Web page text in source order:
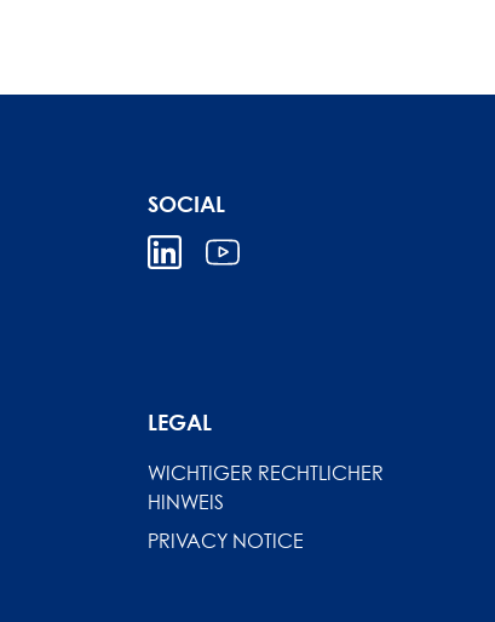
LEGAL
WICHTIGER RECHTLICHER
HINWEIS
PRIVACY NOTICE
SOCIAL